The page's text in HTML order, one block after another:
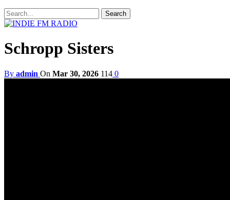
Schropp Sisters
By admin On Mar 30, 2026 114 0